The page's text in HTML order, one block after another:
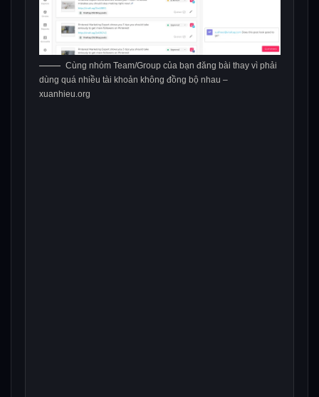
Cùng nhóm Team/Group của bạn đăng bài thay vì phải
dùng quá nhiều tài khoản không đồng bộ nhau –
xuanhieu.org